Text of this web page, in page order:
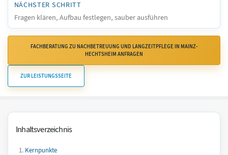
NÄCHSTER SCHRITT
Fragen klären, Aufbau festlegen, sauber ausführen
FACHBERATUNG ZU NACHBETREUUNG UND LANGZEITPFLEGE IN MAINZ-
HECHTSHEIM ANFRAGEN
ZUR LEISTUNGSSEITE
Inhaltsverzeichnis
Kernpunkte